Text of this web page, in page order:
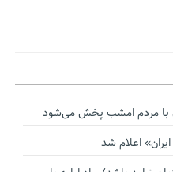
با مردم امشب پخش می‌شود
اعلام شد